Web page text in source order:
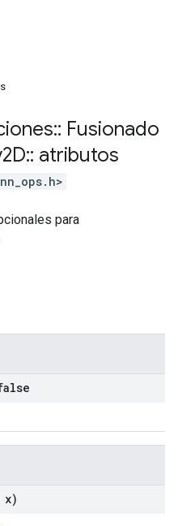
:: Fusionado
:: atributos
para
x)